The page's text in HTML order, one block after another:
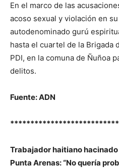
En el marco de las
acoso sexual y violación en
autodenominado gurú
hasta el cuartel de la Brigada
PDI, en la comuna de Ñuñoa
delitos.
Fuente: ADN
Trabajador haitiano
Punta Arenas: “No quería